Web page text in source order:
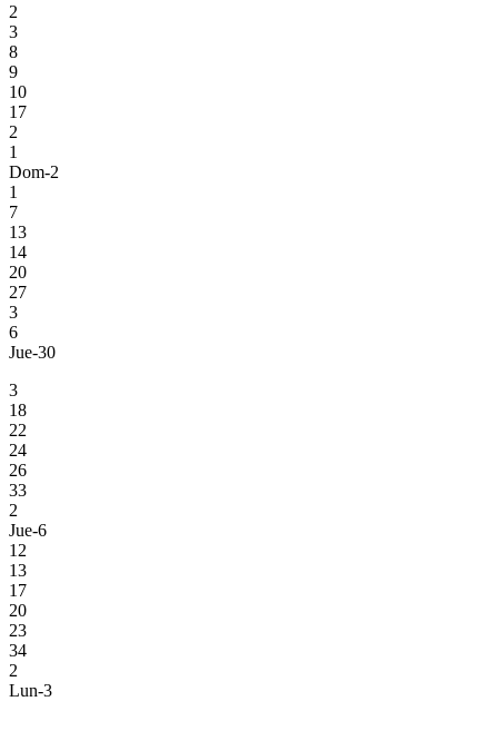
2
3
8
9
10
17
2
1
Dom-2
1
7
13
14
20
27
3
6
Jue-30
3
18
22
24
26
33
2
Jue-6
12
13
17
20
23
34
2
Lun-3